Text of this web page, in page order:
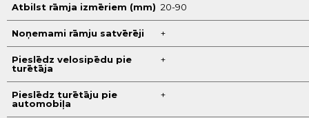
Atbilst rāmja izmēriem (mm) 20-90
Noņemami rāmju satvērēji +
Pieslēdz velosipēdu pie
turētāja
+
Pieslēdz turētāju pie
automobiļa
+